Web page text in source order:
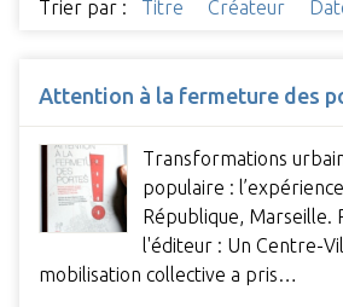
Trier par : Titre Créateur
Attention à la fermeture des
Transformations
populaire :
République, Marseille.
l'éditeur : Un Centre-
mobilisation collective a pris…